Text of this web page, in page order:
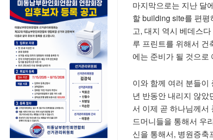
마지막으로는 지난 달
할 building site를 편
고, 대지 역시 베데스
루 프린트를 위해서
에는 준비가 될 것으로
이와 함께 여러 분들
년 반동안 내리지 않
서 이제 곧 하나님께서
드머니들을 통해서 우
신을 통해서, 병원증